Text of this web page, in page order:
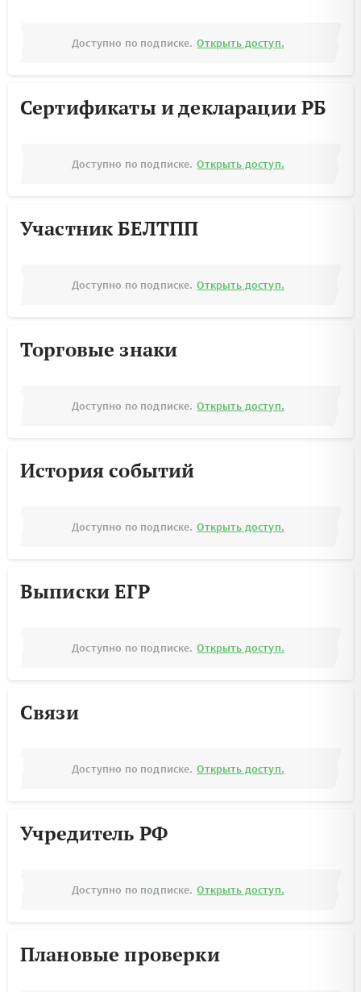
Доступно по подписке. Открыть доступ.
Сертификаты и декларации РБ
Доступно по подписке. Открыть доступ.
Участник БЕЛТПП
Доступно по подписке. Открыть доступ.
Торговые знаки
Доступно по подписке. Открыть доступ.
История событий
Доступно по подписке. Открыть доступ.
Выписки ЕГР
Доступно по подписке. Открыть доступ.
Связи
Доступно по подписке. Открыть доступ.
Учредитель РФ
Доступно по подписке. Открыть доступ.
Плановые проверки